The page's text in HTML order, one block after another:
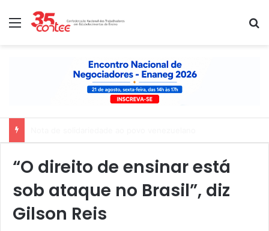
Menu
“O direito de ensinar está
sob ataque no Brasil”, diz
Gilson Reis